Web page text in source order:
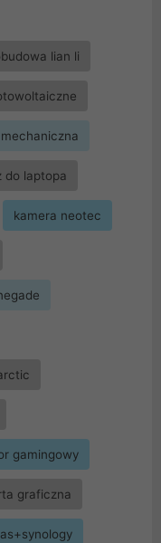
lian li
do laptopa
kamera neotec
gamingowy
graficzna